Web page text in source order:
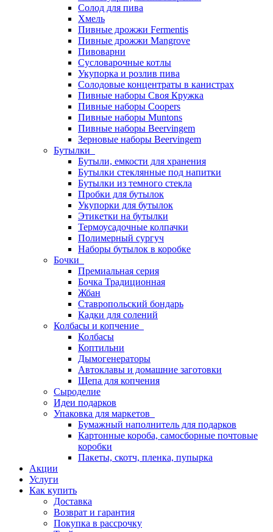
Солод для пива
Хмель
Пивные дрожжи Fermentis
Пивные дрожжи Mangrove
Пивоварни
Сусловарочные котлы
Укупорка и розлив пива
Солодовые концентраты в канистрах
Пивные наборы Своя Кружка
Пивные наборы Coopers
Пивные наборы Muntons
Пивные наборы Beervingem
Зерновые наборы Beervingem
Бутылки
Бутыли, емкости для хранения
Бутылки стеклянные под напитки
Бутылки из темного стекла
Пробки для бутылок
Укупорки для бутылок
Этикетки на бутылки
Термоусадочные колпачки
Полимерный сургуч
Наборы бутылок в коробке
Бочки
Премиальная серия
Бочка Традиционная
Жбан
Ставропольский бондарь
Кадки для солений
Колбасы и копчение
Колбасы
Коптильни
Дымогенераторы
Автоклавы и домашние заготовки
Щепа для копчения
Сыроделие
Идеи подарков
Упаковка для маркетов
Бумажный наполнитель для подарков
Картонные короба, самосборные почтовые
коробки
Пакеты, скотч, пленка, пупырка
Акции
Услуги
Как купить
Доставка
Возврат и гарантия
Покупка в рассрочку